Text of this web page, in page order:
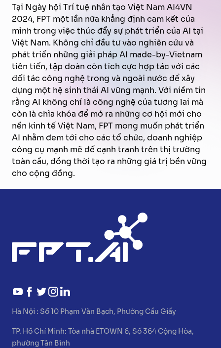
Tại Ngày hội Trí tuệ nhân tạo Việt Nam AI4VN
2024, FPT một lần nữa khẳng định cam kết của
mình trong việc thúc đẩy sự phát triển của AI tại
Việt Nam. Không chỉ đầu tư vào nghiên cứu và
phát triển những giải pháp AI made-by-Vietnam
tiên tiến, tập đoàn còn tích cực hợp tác với các
đối tác công nghệ trong và ngoài nước để xây
dựng một hệ sinh thái AI vững mạnh. Với niềm tin
rằng AI không chỉ là công nghệ của tương lai mà
còn là chìa khóa để mở ra những cơ hội mới cho
nền kinh tế Việt Nam, FPT mong muốn phát triển
AI nhằm đem tới cho các tổ chức, doanh nghiệp
công cụ mạnh mẽ để cạnh tranh trên thị trường
toàn cầu, đồng thời tạo ra những giá trị bền vững
cho cộng đồng.
Hà Nội : Số 10 Phạm Văn Bạch, Phường Cầu Giấy
TP. Hồ Chí Minh:Tòa nhà ETOWN 6, Số 364 Cộng Hòa,
phường Tân Bình